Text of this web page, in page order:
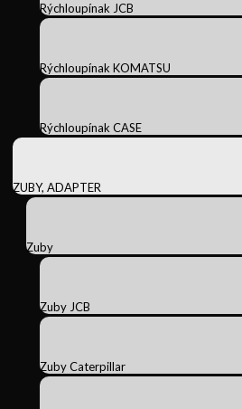
Rýchloupínak JCB
Rýchloupínak KOMATSU
Rýchloupínak CASE
ZUBY, ADAPTER
Zuby
Zuby JCB
Zuby Caterpillar